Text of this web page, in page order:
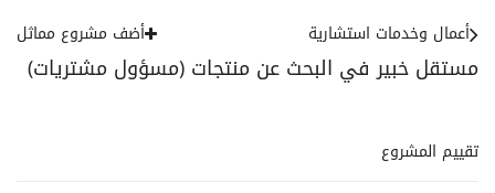
مستقل خبير في البحث عن منتجات (مسؤول مشتريات)
أعمال وخدمات استشارية أضف مشروع مماثل
تقييم المشروع